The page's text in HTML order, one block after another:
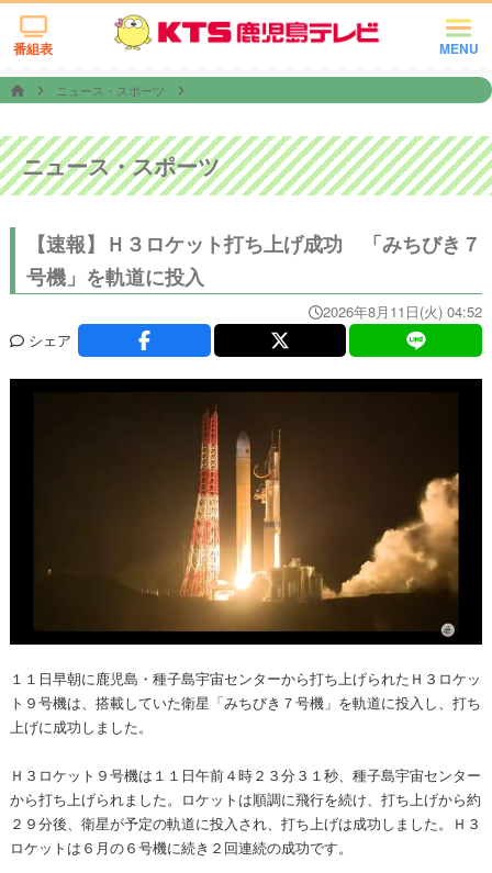
MENU
番組表
ニュース・スポーツ
ニュース・スポーツ
【速報】Ｈ３ロケット打ち上げ成功 「みちびき７
号機」を軌道に投入
2026年8月11日(火) 04:52
シェア
１１日早朝に鹿児島・種子島宇宙センターから打ち上げられたＨ３ロケッ
ト９号機は、搭載していた衛星「みちびき７号機」を軌道に投入し、打ち
上げに成功しました。
Ｈ３ロケット９号機は１１日午前４時２３分３１秒、種子島宇宙センター
から打ち上げられました。ロケットは順調に飛行を続け、打ち上げから約
２９分後、衛星が予定の軌道に投入され、打ち上げは成功しました。Ｈ３
ロケットは６月の６号機に続き２回連続の成功です。